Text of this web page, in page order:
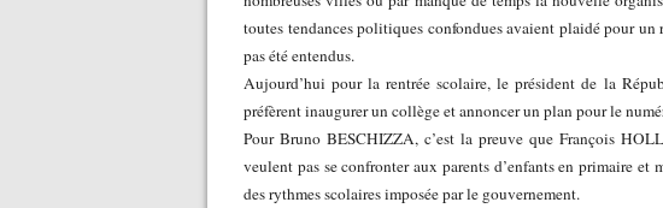
toutes tendances politiques confondues avaient plaidé pour un
pas été entendus.
Aujourd’hui pour la rentrée scolaire, le président de la
préfèrent inaugurer un collège et annoncer un plan pour le
Pour Bruno BESCHIZZA, c’est la preuve que François
veulent pas se confronter aux parents d’enfants en primaire et
des rythmes scolaires imposée par le gouvernement.